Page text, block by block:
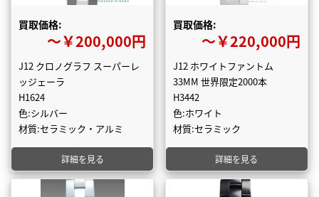
買取価格:
〜￥200,000円
J12 クロノグラフ スーパーレ
ッジェーラ
H1624
色:シルバー
材質:セラミック・アルミ
詳細を見る
買取価格:
〜￥220,000円
J12 ホワイトファントム
33MM 世界限定2000本
H3442
色:ホワイト
材質:セラミック
詳細を見る